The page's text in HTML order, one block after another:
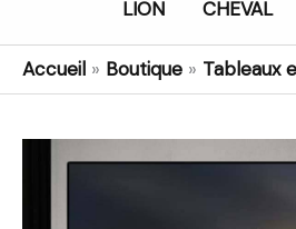
LION CHEVAL
Accueil » Boutique » Tableaux